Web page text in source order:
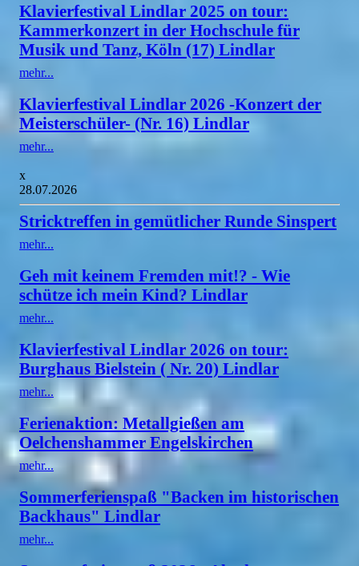
Klavierfestival Lindlar 2025 on tour:
Kammerkonzert in der Hochschule für
Musik und Tanz, Köln (17) Lindlar
mehr...
Klavierfestival Lindlar 2026 -Konzert der
Meisterschüler- (Nr. 16) Lindlar
mehr...
x
28.07.2026
Stricktreffen in gemütlicher Runde Sinspert
mehr...
Geh mit keinem Fremden mit!? - Wie
schütze ich mein Kind? Lindlar
mehr...
Klavierfestival Lindlar 2026 on tour:
Burghaus Bielstein ( Nr. 20) Lindlar
mehr...
Ferienaktion: Metallgießen am
Oelchenshammer Engelskirchen
mehr...
Sommerferienspaß "Backen im historischen
Backhaus" Lindlar
mehr...